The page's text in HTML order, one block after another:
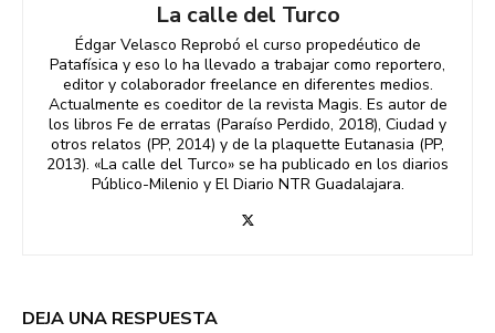
La calle del Turco
Édgar Velasco Reprobó el curso propedéutico de
Patafísica y eso lo ha llevado a trabajar como reportero,
editor y colaborador freelance en diferentes medios.
Actualmente es coeditor de la revista Magis. Es autor de
los libros Fe de erratas (Paraíso Perdido, 2018), Ciudad y
otros relatos (PP, 2014) y de la plaquette Eutanasia (PP,
2013). «La calle del Turco» se ha publicado en los diarios
Público-Milenio y El Diario NTR Guadalajara.
DEJA UNA RESPUESTA